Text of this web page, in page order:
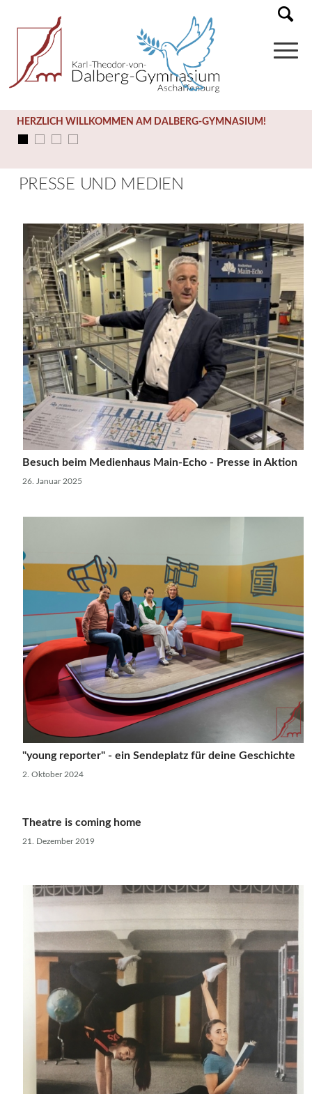
HERZLICH WILLKOMMEN AM DALBERG-GYMNASIUM!
PRESSE UND MEDIEN
Besuch beim Medienhaus Main-Echo - Presse in Aktion
26. Januar 2025
"young reporter" - ein Sendeplatz für deine Geschichte
2. Oktober 2024
Theatre is coming home
21. Dezember 2019